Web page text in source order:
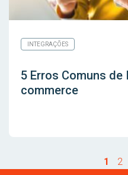
INTEGRAÇÕES
5 Erros Comuns de
commerce
1 2